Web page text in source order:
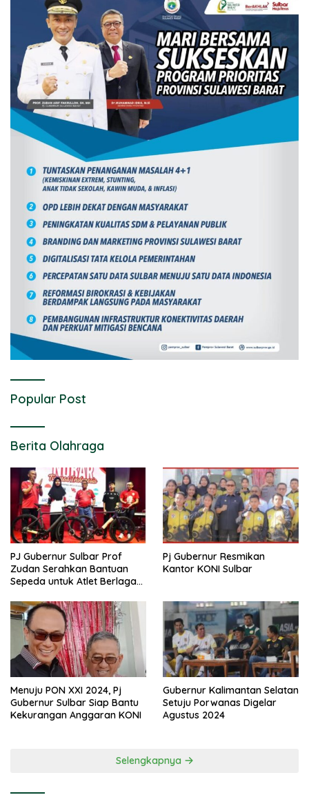
Popular Post
Berita Olahraga
PJ Gubernur Sulbar Prof
Zudan Serahkan Bantuan
Sepeda untuk Atlet Berlaga
Pj Gubernur Resmikan
Kantor KONI Sulbar
Menuju PON XXI 2024, Pj
Gubernur Sulbar Siap Bantu
Kekurangan Anggaran KONI
Gubernur Kalimantan Selatan
Setuju Porwanas Digelar
Agustus 2024
Selengkapnya